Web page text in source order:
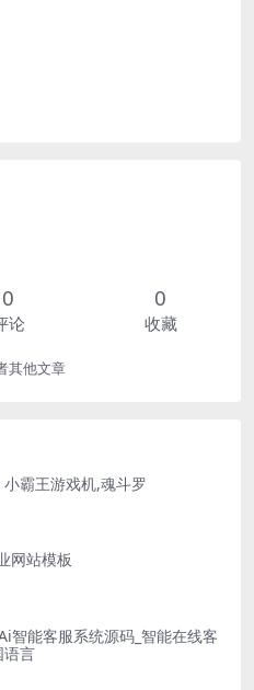
0
论
0
收藏
其他文章
小霸王游戏机,魂斗罗
网站模板
智能客服系统源码_智能在线客
语言